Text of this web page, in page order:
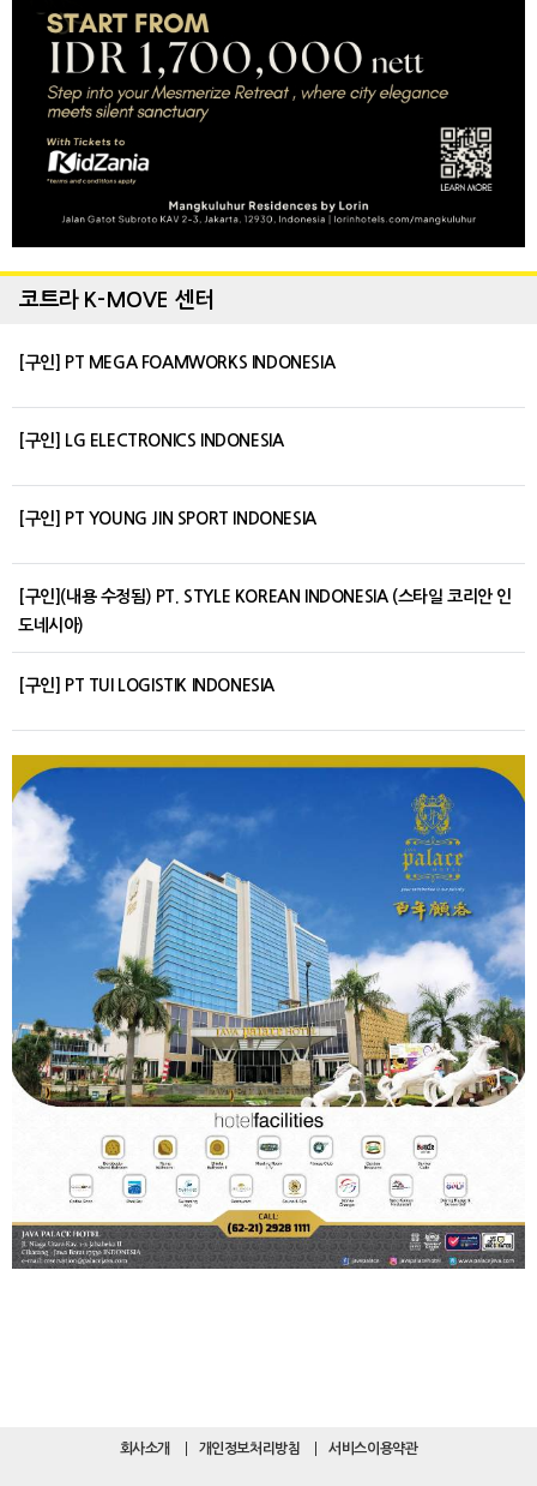
코트라 K-MOVE 센터
[구인] PT MEGA FOAMWORKS INDONESIA
[구인] LG ELECTRONICS INDONESIA
[구인] PT YOUNG JIN SPORT INDONESIA
[구인](내용 수정됨) PT. STYLE KOREAN INDONESIA (스타일 코리안 인
도네시아)
[구인] PT TUI LOGISTIK INDONESIA
회사소개 개인정보처리방침 서비스이용약관